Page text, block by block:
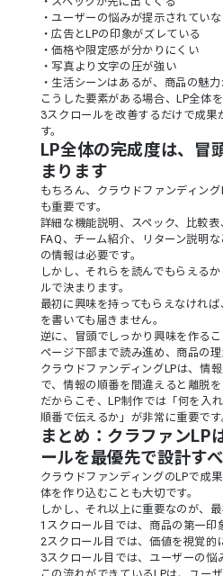
・ユーザーの悩みが提示されてい
・広告とLPの印象がズレている
・価格や限定感が分かりにくい
・写真より文字の圧が強い
・生活シーンはあるが、商品の魅
こうした要素がある場合、LP全体
3スクロールを改善するだけで成果
す。
LP全体の完成度は、冒
まります
もちろん、クラウドファンディン
も重要です。
詳細な機能説明、スペック、比較表
FAQ、チーム紹介、リターン説明
の情報は必要です。
しかし、それらを読んでもらえる
ルで決まります。
最初に興味を持ってもらえなけれ
を書いても届きません。
逆に、冒頭でしっかり興味を作る
ページ下部まで読み進め、商品の理
クラウドファンディングLPは、情
で、情報の順番を間違えると離脱を
だからこそ、LP制作では「何を入
順番で伝えるか」が非常に重要です
まとめ：クラファンLP
ールを最優先で設計す
クラウドファンディングのLPで成
体を作り込むことも大切です。
しかし、それ以上に重要なのが、
1スクロール目では、商品の第一印
2スクロール目では、価値を視覚的
3スクロール目では、ユーザーの悩